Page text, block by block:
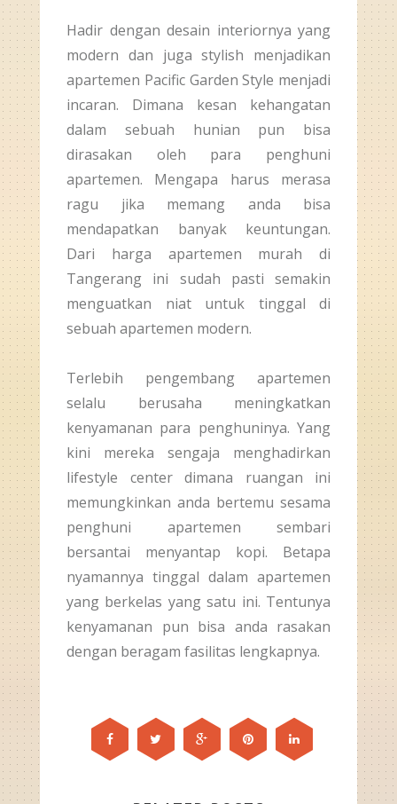
Hadir dengan desain interiornya yang
modern dan juga stylish menjadikan
apartemen Pacific Garden Style menjadi
incaran. Dimana kesan kehangatan
dalam sebuah hunian pun bisa
dirasakan oleh para penghuni
apartemen. Mengapa harus merasa
ragu jika memang anda bisa
mendapatkan banyak keuntungan.
Dari harga apartemen murah di
Tangerang ini sudah pasti semakin
menguatkan niat untuk tinggal di
sebuah apartemen modern.
Terlebih pengembang apartemen
selalu berusaha meningkatkan
kenyamanan para penghuninya. Yang
kini mereka sengaja menghadirkan
lifestyle center dimana ruangan ini
memungkinkan anda bertemu sesama
penghuni apartemen sembari
bersantai menyantap kopi. Betapa
nyamannya tinggal dalam apartemen
yang berkelas yang satu ini. Tentunya
kenyamanan pun bisa anda rasakan
dengan beragam fasilitas lengkapnya.